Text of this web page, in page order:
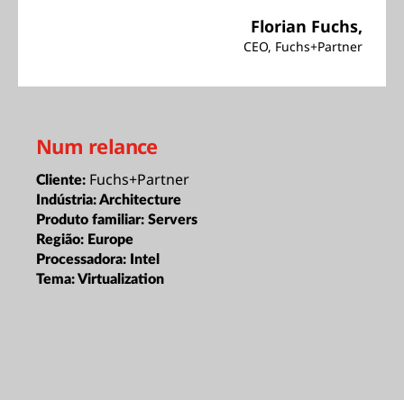
Florian Fuchs,
CEO, Fuchs+Partner
Num relance
Cliente: Fuchs+Partner
Indústria:Architecture
Produto familiar: Servers
Região: Europe
Processadora: Intel
Tema:Virtualization